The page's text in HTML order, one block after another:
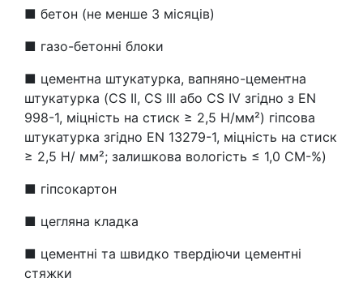
■ бетон (не менше 3 місяців)
■ газо-бетонні блоки
■ цементна штукатурка, вапняно-цементна
штукатурка (CS II, CS III або CS IV згідно з EN
998-1, міцність на стиск ≥ 2,5 H/мм²) гіпсова
штукатурка згідно EN 13279-1, міцність на стиск
≥ 2,5 Н/ мм²; залишкова вологість ≤ 1,0 CM-%)
■ гіпсокартон
■ цегляна кладка
■ цементні та швидко твердіючи цементні
стяжки